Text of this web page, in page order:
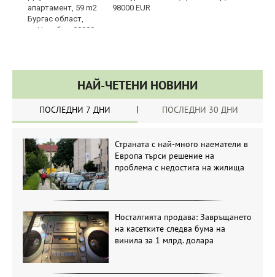
98000 EUR
НАЙ-ЧЕТЕНИ НОВИНИ
ПОСЛЕДНИ 7 ДНИ ПОСЛЕДНИ 30 ДНИ
Страната с най-много наематели в
Европа търси решение на
проблема с недостига на жилища
Носталгията продава: Завръщането
на касетките следва бума на
винила за 1 млрд. долара